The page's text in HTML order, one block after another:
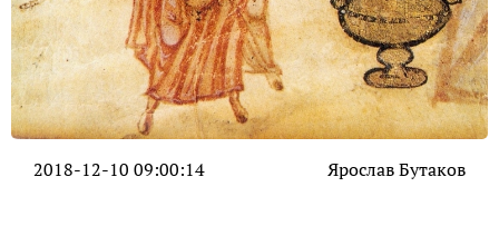
2018-12-10 09:00:14 Ярослав Бутаков